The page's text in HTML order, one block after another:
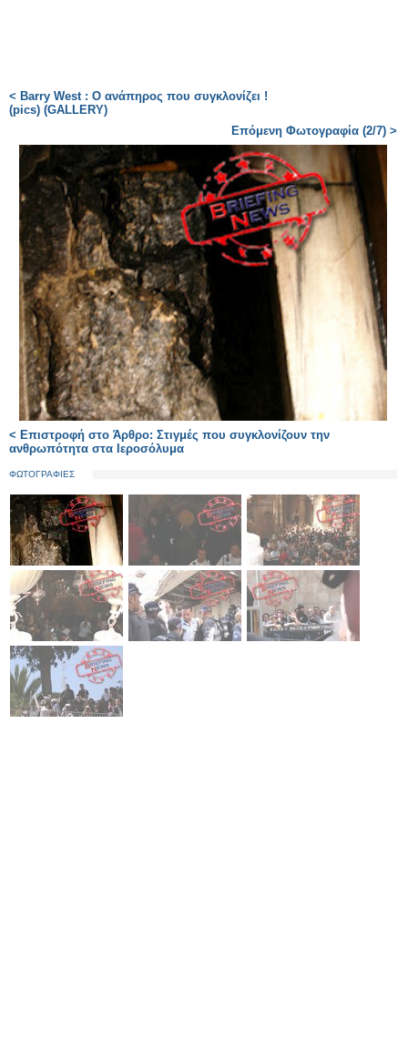
< Barry West : O ανάπηρος που συγκλονίζει !
(pics) (GALLERY)
Επόμενη Φωτογραφία (2/7) >
< Επιστροφή στο Άρθρο: Στιγμές που συγκλονίζουν την
ανθρωπότητα στα Ιεροσόλυμα
ΦΩΤΟΓΡΑΦΙΕΣ